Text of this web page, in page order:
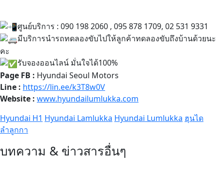
ศูนย์บริการ : 090 198 2060 , 095 878 1709, 02 531 9331
มีบริการนำรถทดลองขับไปให้ลูกค้าทดลองขับถึงบ้านด้วยนะ
คะ
รับจองออนไลน์​ มั่นใจได้100%
Page FB : Hyundai Seoul Motors
Line : https://lin.ee/k3T8w0V
Website : www.hyundailumlukka.com
Hyundai H1 Hyundai Lamlukka Hyundai Lumlukka ฮุนได
ลำลูกกา
บทความ & ข่าวสารอื่นๆ